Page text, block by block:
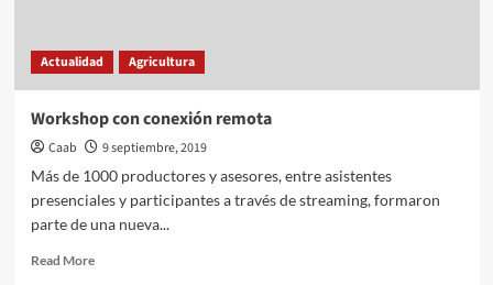
Actualidad Agricultura
Workshop con conexión remota
Caab
9 septiembre, 2019
Más de 1000 productores y asesores, entre asistentes
presenciales y participantes a través de streaming, formaron
parte de una nueva...
Read MoreRead